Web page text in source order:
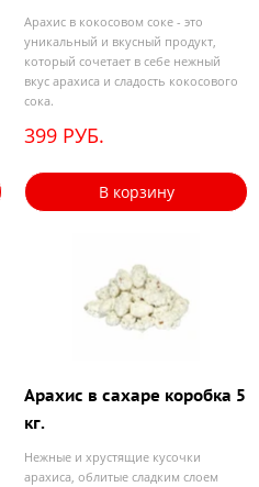
Арахис в кокосовом соке - это
уникальный и вкусный продукт,
который сочетает в себе нежный
вкус арахиса и сладость кокосового
сока.
399 РУБ.
В корзину
Арахис в сахаре коробка 5
кг.
Нежные и хрустящие кусочки
арахиса, облитые сладким слоем